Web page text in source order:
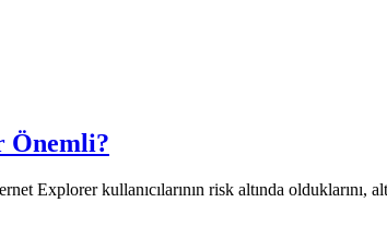
Önemli?
Explorer kullanıcılarının risk altında olduklarını,